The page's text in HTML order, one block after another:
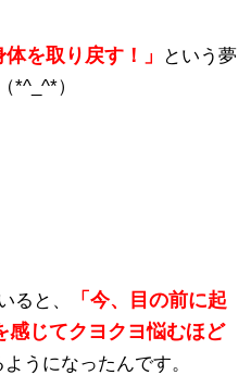
を取り戻す！」
という夢
*^_^*）
ると、
「今、目の前に起
感じてクヨクヨ悩むほど
ようになったんです。